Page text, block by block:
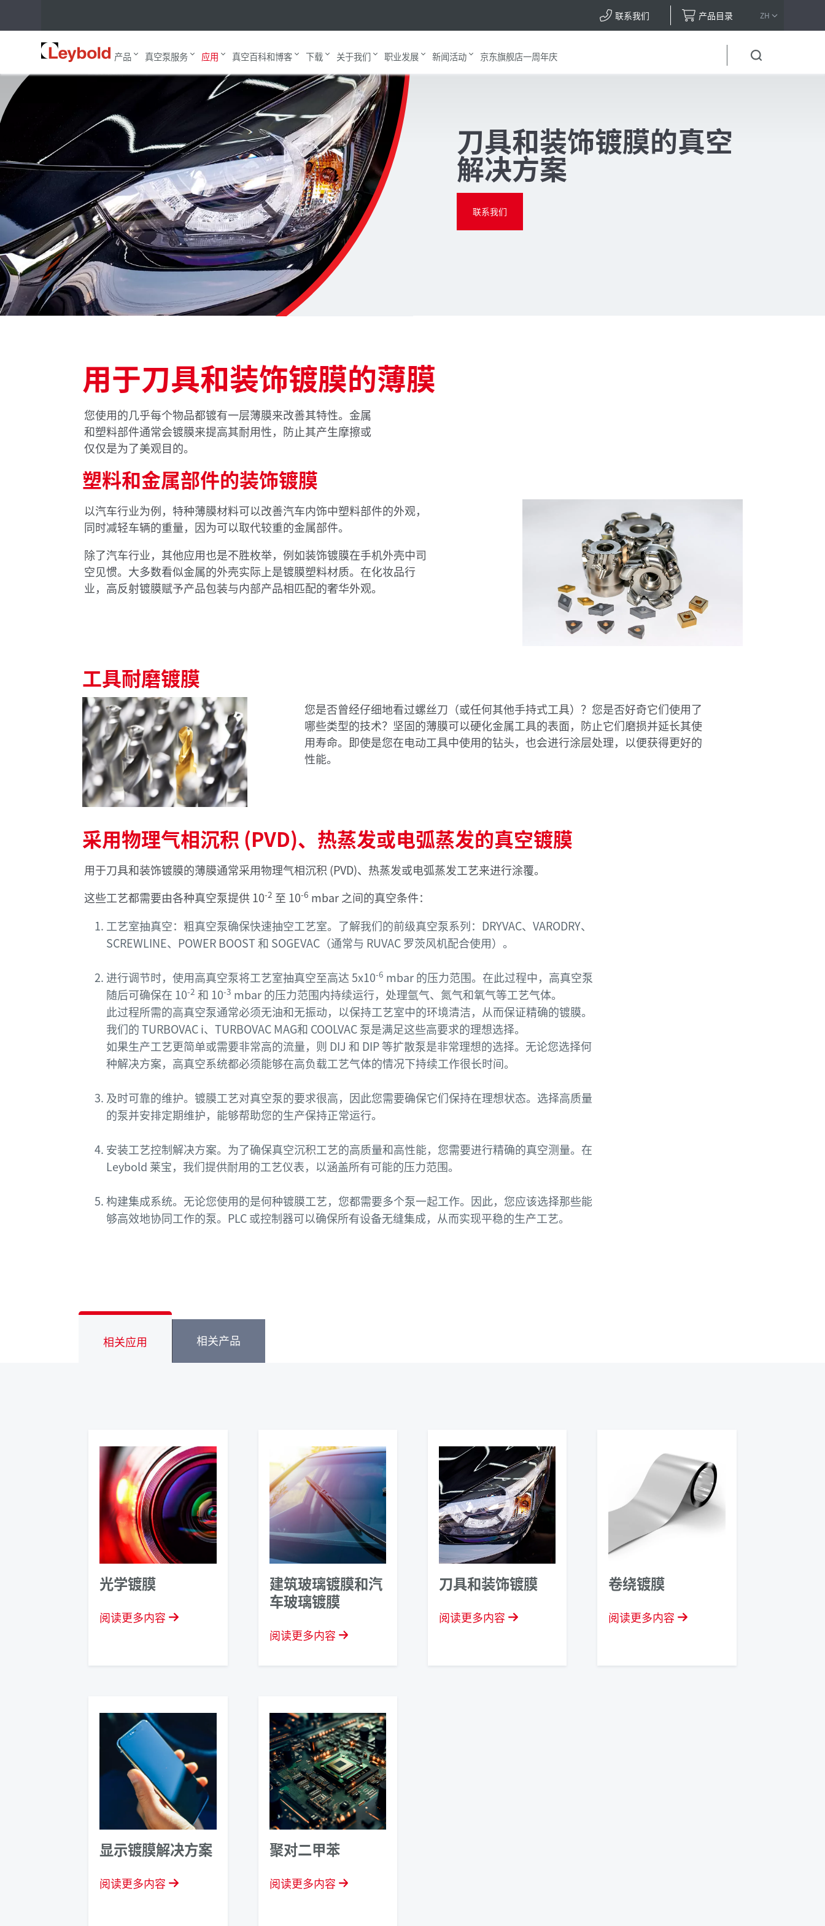
联系我们 产品目录 ZH
Leybold 产品 真空泵服务 应用 真空百科和博客 下载 关于我们 职业发展 新闻活动 京东旗舰店一周年庆
刀具和装饰镀膜的真空
解决方案
联系我们
用于刀具和装饰镀膜的薄膜
您使用的几乎每个物品都镀有一层薄膜来改善其特性。金属
和塑料部件通常会镀膜来提高其耐用性，防止其产生摩擦或
仅仅是为了美观目的。
塑料和金属部件的装饰镀膜
以汽车行业为例，特种薄膜材料可以改善汽车内饰中塑料部件的外观，
同时减轻车辆的重量，因为可以取代较重的金属部件。
除了汽车行业，其他应用也是不胜枚举，例如装饰镀膜在手机外壳中司
空见惯。大多数看似金属的外壳实际上是镀膜塑料材质。在化妆品行
业，高反射镀膜赋予产品包装与内部产品相匹配的奢华外观。
工具耐磨镀膜
您是否曾经仔细地看过螺丝刀（或任何其他手持式工具）？您是否好奇它们使用了
哪些类型的技术？坚固的薄膜可以硬化金属工具的表面，防止它们磨损并延长其使
用寿命。即使是您在电动工具中使用的钻头，也会进行涂层处理，以便获得更好的
性能。
采用物理气相沉积 (PVD)、热蒸发或电弧蒸发的真空镀膜
用于刀具和装饰镀膜的薄膜通常采用物理气相沉积 (PVD)、热蒸发或电弧蒸发工艺来进行涂覆。
这些工艺都需要由各种真空泵提供 10-2 至 10-6 mbar 之间的真空条件：
工艺室抽真空：粗真空泵确保快速抽空工艺室。了解我们的前级真空泵系列：DRYVAC、VARODRY、
SCREWLINE、POWER BOOST 和 SOGEVAC（通常与 RUVAC 罗茨风机配合使用）。
进行调节时，使用高真空泵将工艺室抽真空至高达 5x10-6 mbar 的压力范围。在此过程中，高真空泵
随后可确保在 10-2 和 10-3 mbar 的压力范围内持续运行，处理氩气、氮气和氧气等工艺气体。
此过程所需的高真空泵通常必须无油和无振动，以保持工艺室中的环境清洁，从而保证精确的镀膜。
我们的 TURBOVAC i、TURBOVAC MAG和 COOLVAC 泵是满足这些高要求的理想选择。
如果生产工艺更简单或需要非常高的流量，则 DIJ 和 DIP 等扩散泵是非常理想的选择。无论您选择何
种解决方案，高真空系统都必须能够在高负载工艺气体的情况下持续工作很长时间。
及时可靠的维护。镀膜工艺对真空泵的要求很高，因此您需要确保它们保持在理想状态。选择高质量
的泵并安排定期维护，能够帮助您的生产保持正常运行。
安装工艺控制解决方案。为了确保真空沉积工艺的高质量和高性能，您需要进行精确的真空测量。在
Leybold 莱宝，我们提供耐用的工艺仪表，以涵盖所有可能的压力范围。
构建集成系统。无论您使用的是何种镀膜工艺，您都需要多个泵一起工作。因此，您应该选择那些能
够高效地协同工作的泵。PLC 或控制器可以确保所有设备无缝集成，从而实现平稳的生产工艺。
相关应用 相关产品
光学镀膜
阅读更多内容
建筑玻璃镀膜和汽
车玻璃镀膜
阅读更多内容
刀具和装饰镀膜
阅读更多内容
卷绕镀膜
阅读更多内容
显示镀膜解决方案
阅读更多内容
聚对二甲苯
阅读更多内容